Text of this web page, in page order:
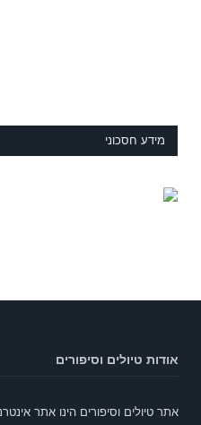
מידע חסכוני
אודות טיולים וסיפורים
אתר טיולים וסיפורים הינו אתר